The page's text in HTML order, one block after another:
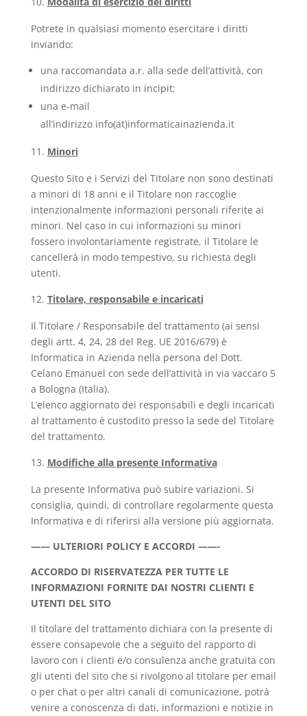
Potrete in qualsiasi momento esercitare i diritti
inviando:
una raccomandata a.r. alla sede dell’attività, con
indirizzo dichiarato in incipit;
una e-mail
all’indirizzo info(at)informaticainazienda.it
Minori
Questo Sito e i Servizi del Titolare non sono destinati
a minori di 18 anni e il Titolare non raccoglie
intenzionalmente informazioni personali riferite ai
minori. Nel caso in cui informazioni su minori
fossero involontariamente registrate, il Titolare le
cancellerà in modo tempestivo, su richiesta degli
utenti.
Titolare, responsabile e incaricati
Il Titolare / Responsabile del trattamento (ai sensi
degli artt. 4, 24, 28 del Reg. UE 2016/679) è
Informatica in Azienda nella persona del Dott.
Celano Emanuel con sede dell’attività in via vaccaro 5
a Bologna (Italia).
L’elenco aggiornato dei responsabili e degli incaricati
al trattamento è custodito presso la sede del Titolare
del trattamento.
Modifiche alla presente Informativa
La presente Informativa può subire variazioni. Si
consiglia, quindi, di controllare regolarmente questa
Informativa e di riferirsi alla versione più aggiornata.
—— ULTERIORI POLICY E ACCORDI ——-
ACCORDO DI RISERVATEZZA PER TUTTE LE
INFORMAZIONI FORNITE DAI NOSTRI CLIENTI E
UTENTI DEL SITO
Il titolare del trattamento dichiara con la presente di
essere consapevole che a seguito del rapporto di
lavoro con i clienti e/o consulenza anche gratuita con
gli utenti del sito che si rivolgono al titolare per email
o per chat o per altri canali di comunicazione, potrà
venire a conoscenza di dati, informazioni e notizie in